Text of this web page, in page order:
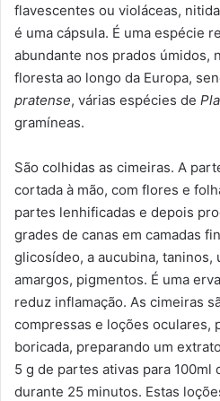
flavescentes ou violáceas,
é uma cápsula. É uma espécie
abundante nos prados úmidos,
floresta ao longo da Europa,
pratense, várias espécies de
gramíneas.
São colhidas as cimeiras. A
cortada à mão, com flores e
partes lenhificadas e depois
grades de canas em camadas
glicosídeo, a aucubina, taninos,
amargos, pigmentos. É uma
reduz inflamação. As cimeiras
compressas e loções oculares,
boricada, preparando um
5 g de partes ativas para 100ml
durante 25 minutos. Estas